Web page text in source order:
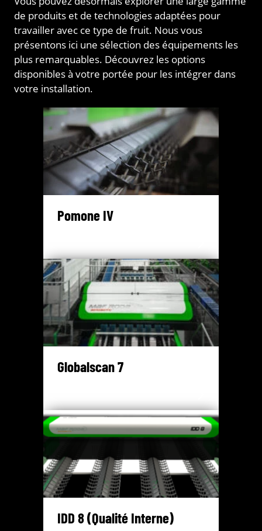
de produits et de technologies adaptées pour
travailler avec ce type de fruit. Nous vous
présentons ici une sélection des équipements les
plus remarquables. Découvrez les options
disponibles à votre portée pour les intégrer dans
votre installation.
Pomone IV
Globalscan 7
IDD 8 (Qualité Interne)